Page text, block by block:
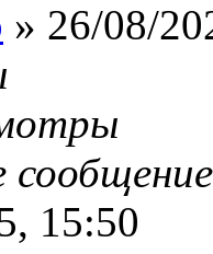
» 26/08/
15:50